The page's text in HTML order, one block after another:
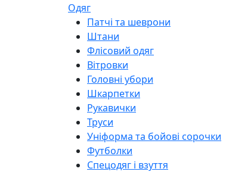
Одяг
Патчі та шеврони
Штани
Флісовий одяг
Вітровки
Головні убори
Шкарпетки
Рукавички
Труси
Уніформа та бойові сорочки
Футболки
Спецодяг і взуття